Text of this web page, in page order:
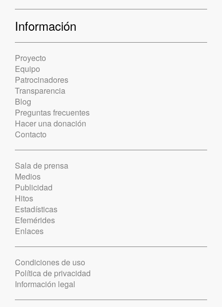
Información
Proyecto
Equipo
Patrocinadores
Transparencia
Blog
Preguntas frecuentes
Hacer una donación
Contacto
Sala de prensa
Medios
Publicidad
Hitos
Estadísticas
Efemérides
Enlaces
Condiciones de uso
Política de privacidad
Información legal